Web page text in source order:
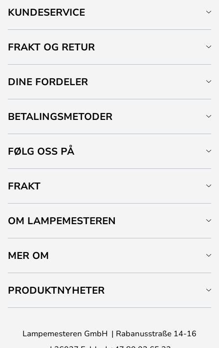
KUNDESERVICE
FRAKT OG RETUR
DINE FORDELER
BETALINGSMETODER
FØLG OSS PÅ
FRAKT
OM LAMPEMESTEREN
MER OM
PRODUKTNYHETER
Lampemesteren GmbH
Rabanusstraße 14-16